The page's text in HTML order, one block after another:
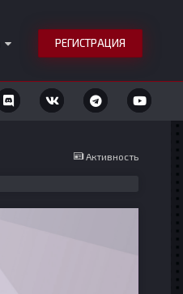
РЕГИСТРАЦИЯ
Активность